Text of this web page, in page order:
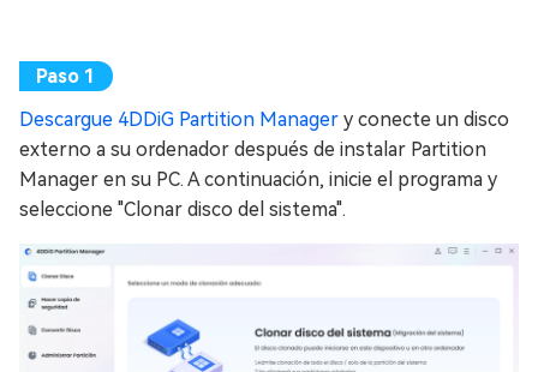
Descargue 4DDiG Partition Manager y conecte un disco
externo a su ordenador después de instalar Partition
Manager en su PC. A continuación, inicie el programa y
seleccione "Clonar disco del sistema".